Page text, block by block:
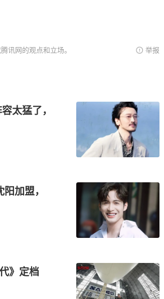
讯网的观点和立场。 举报
太猛了，
加盟，
》定档